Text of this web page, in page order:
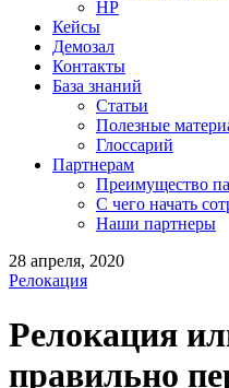
HP
Кейсы
Демозал
Контакты
База знаний
Статьи
Полезные
Глоссарий
Партнерам
Преимущество
С чего начать
Наши партнеры
28 апреля, 2020
Релокация
Релокация
правильно